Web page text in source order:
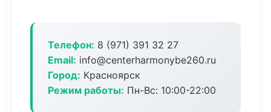
Телефон: 8 (971) 391 32 27
Email: info@centerharmonybe260.ru
Город: Красноярск
Режим работы: Пн-Вс: 10:00-22:00